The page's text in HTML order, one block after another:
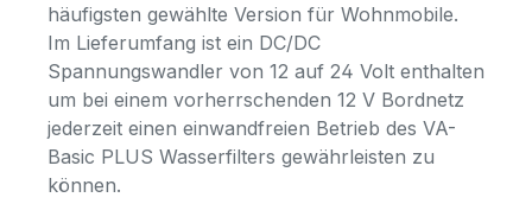
häufigsten gewählte Version für Wohnmobile.
Im Lieferumfang ist ein DC/DC
Spannungswandler von 12 auf 24 Volt enthalten
um bei einem vorherrschenden 12 V Bordnetz
jederzeit einen einwandfreien Betrieb des VA-
Basic PLUS Wasserfilters gewährleisten zu
können.